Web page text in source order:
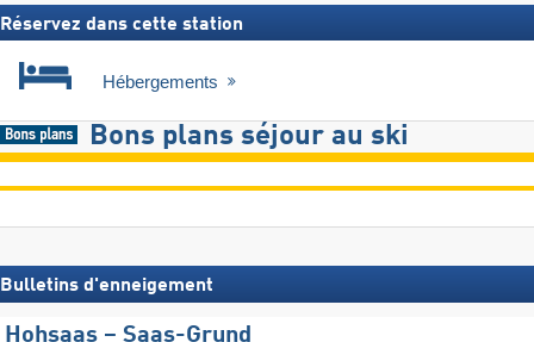
Réservez dans cette station
Hébergements
Bons plans séjour au ski
Bulletins d'enneigement
Hohsaas – Saas-Grund